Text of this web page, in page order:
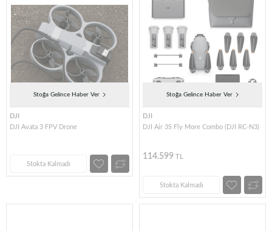
Stoğa Gelince Haber Ver
DJI
DJI Avata 3 FPV Drone
Stokta Kalmadı
Stoğa Gelince Haber Ver
DJI
DJI Air 3S Fly More Combo (DJI RC-N3)
114.599 TL
Stokta Kalmadı